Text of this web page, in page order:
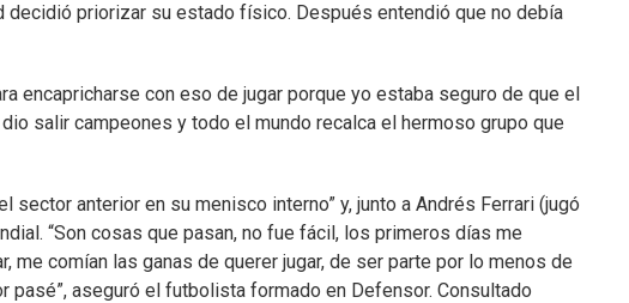
decidió priorizar su estado físico. Después entendió que no debía
encapricharse con eso de jugar porque yo estaba seguro de que el
salir campeones y todo el mundo recalca el hermoso grupo que
anterior en su menisco interno” y, junto a Andrés Ferrari (jugó
“Son cosas que pasan, no fue fácil, los primeros días me
comían las ganas de querer jugar, de ser parte por lo menos de
pasé”, aseguró el futbolista formado en Defensor. Consultado